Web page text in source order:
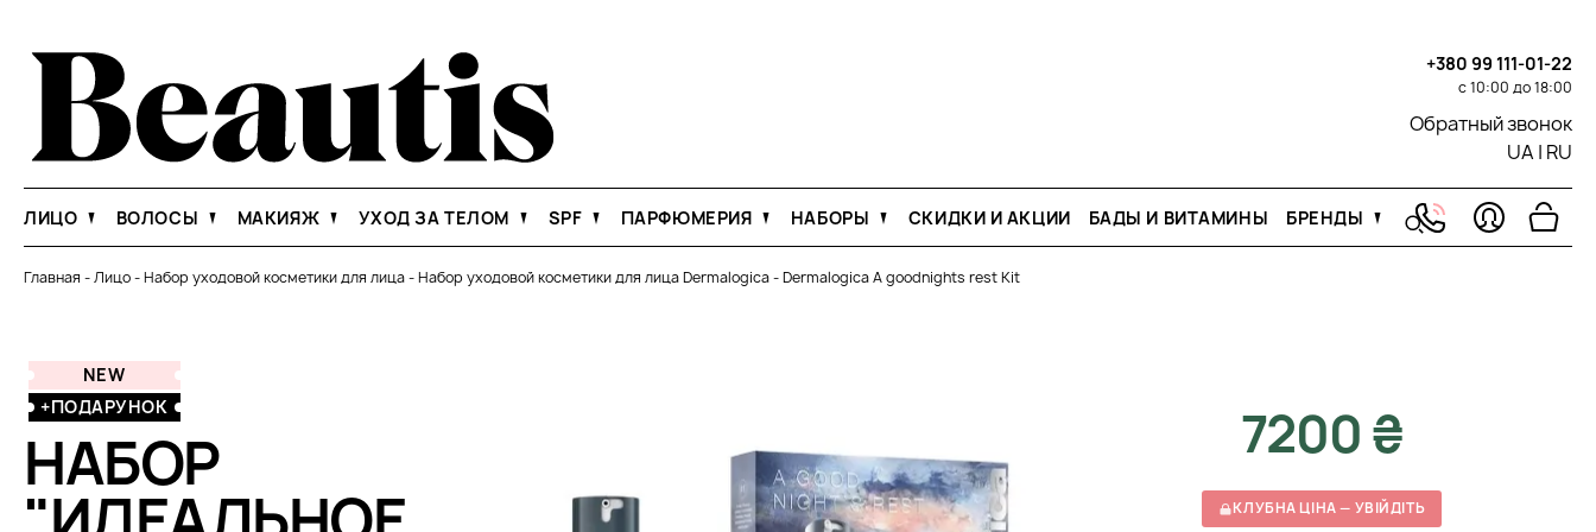
+380 99 111-01-22
с 10:00 до 18:00
Обратный звонок
UA | RU
ЛИЦО ВОЛОСЫ МАКИЯЖ УХОД ЗА ТЕЛОМ SPF ПАРФЮМЕРИЯ НАБОРЫ СКИДКИ И АКЦИИ БАДЫ И ВИТАМИНЫ БРЕНДЫ
Главная -Лицо-Набор уходовой косметики для лица-Набор уходовой косметики для лица Dermalogica-Dermalogica A goodnights rest Kit
NEW
+ПОДАРУНОК
НАБОР 7200 ₴
КЛУБНА ЦІНА — УВІЙДІТЬ